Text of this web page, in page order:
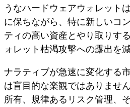
うなハードウェアウォレット
に保ちながら、特に新しいコ
ティの高い資産とやり取りす
ォレット枯渇攻撃への露出を
ナラティブが急速に変化する
は盲目的な楽観ではありませ
所有、規律あるリスク管理、